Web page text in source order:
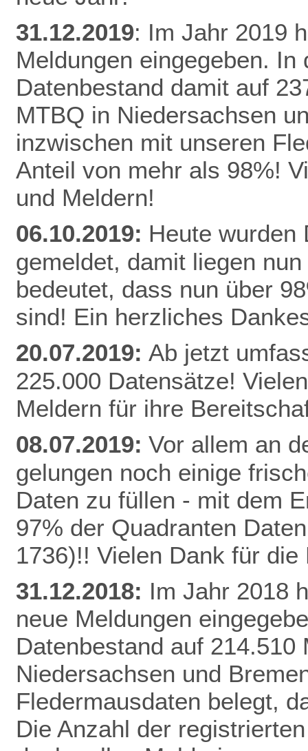
31.12.2019: Im Jahr 2019
Meldungen eingegeben.
Datenbestand damit auf
MTBQ in Niedersachsen
inzwischen mit unseren
Anteil von mehr als 98%!
und Meldern!
06.10.2019: Heute wurden
gemeldet, damit liegen
bedeutet, dass nun über
sind! Ein herzliches
20.07.2019: Ab jetzt
225.000 Datensätze!
Meldern für ihre
08.07.2019: Vor allem an
gelungen noch einige
Daten zu füllen - mit dem
97% der Quadranten
1736)!! Vielen Dank für die
31.12.2018: Im Jahr 2018
neue Meldungen
Datenbestand auf
Niedersachsen und
Fledermausdaten belegt,
Die Anzahl der